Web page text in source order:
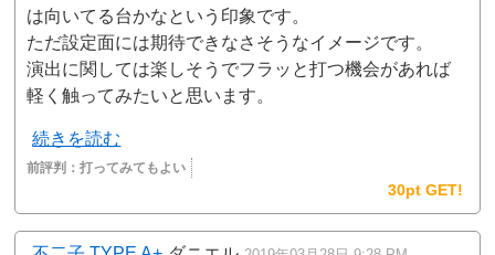
は向いてる台かなという印象です。
ただ設定面には期待できなさそうなイメージです。
演出に関しては楽しそうでフラッと打つ機会があれば
軽く触ってみたいと思います。
続きを読む
前評判：打ってみてもよい
30pt GET!